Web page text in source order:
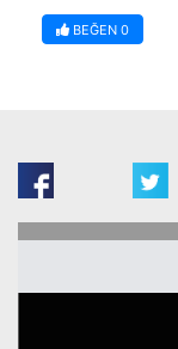
BEĞEN 0